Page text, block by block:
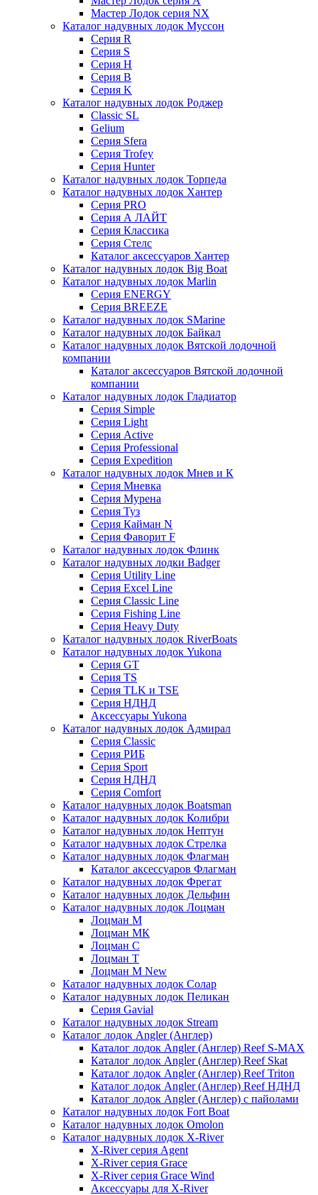
Мастер Лодок серия NX
Каталог надувных лодок Муссон
Серия R
Серия S
Серия H
Серия B
Серия K
Каталог надувных лодок Роджер
Classic SL
Gelium
Серия Sfera
Серия Trofey
Серия Hunter
Каталог надувных лодок Торпеда
Каталог надувных лодок Хантер
Серия PRO
Серия А ЛАЙТ
Серия Классика
Серия Стелс
Каталог аксессуаров Хантер
Каталог надувных лодок Big Boat
Каталог надувных лодок Marlin
Серия ENERGY
Серия BREEZE
Каталог надувных лодок SMarine
Каталог надувных лодок Байкал
Каталог надувных лодок Вятской лодочной
компании
Каталог аксессуаров Вятской лодочной
компании
Каталог надувных лодок Гладиатор
Серия Simple
Серия Light
Серия Active
Серия Professional
Серия Expedition
Каталог надувных лодок Мнев и К
Серия Мневка
Серия Мурена
Серия Туз
Серия Кайман N
Серия Фаворит F
Каталог надувных лодок Флинк
Каталог надувных лодки Badger
Серия Utility Line
Серия Excel Line
Серия Classic Line
Серия Fishing Line
Серия Heavy Duty
Каталог надувных лодок RiverBoats
Каталог надувных лодок Yukona
Серия GT
Серия TS
Серия TLK и TSE
Серия НДНД
Аксессуары Yukona
Каталог надувных лодок Адмирал
Серия Classic
Серия РИБ
Серия Sport
Серия НДНД
Серия Comfort
Каталог надувных лодок Boatsman
Каталог надувных лодок Колибри
Каталог надувных лодок Нептун
Каталог надувных лодок Стрелка
Каталог надувных лодок Флагман
Каталог аксессуаров Флагман
Каталог надувных лодок Фрегат
Каталог надувных лодок Дельфин
Каталог надувных лодок Лоцман
Лоцман М
Лоцман МК
Лоцман С
Лоцман Т
Лоцман М New
Каталог надувных лодок Солар
Каталог надувных лодок Пеликан
Серия Gavial
Каталог надувных лодок Stream
Каталог лодок Angler (Англер)
Каталог лодок Angler (Англер) Reef S-MAX
Каталог лодок Angler (Англер) Reef Skat
Каталог лодок Angler (Англер) Reef Triton
Каталог лодок Angler (Англер) Reef НДНД
Каталог лодок Angler (Англер) с пайолами
Каталог надувных лодок Fort Boat
Каталог надувных лодок Omolon
Каталог надувных лодок X-River
X-River серия Agent
X-River серия Grace
X-River серия Grace Wind
Аксессуары для X-River